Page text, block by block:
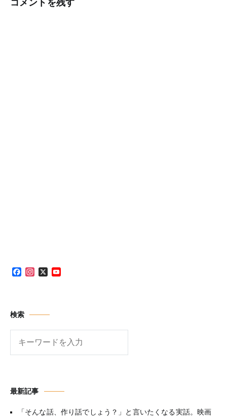
コメントを残す
Facebook
Instagram
X
検索
最新記事
「そんな話、作り話でしょう？」と言いたくなる実話。映画